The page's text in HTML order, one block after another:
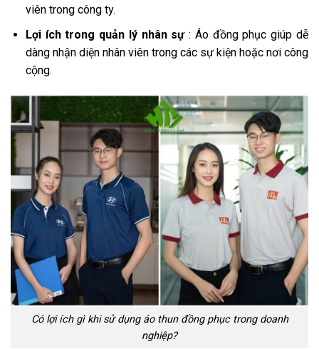
viên trong công ty.
Lợi ích trong quản lý nhân sự: Áo đồng phục giúp dễ
dàng nhận diện nhân viên trong các sự kiện hoặc nơi công
cộng.
Có lợi ích gì khi sử dụng áo thun đồng phục trong doanh
nghiệp?